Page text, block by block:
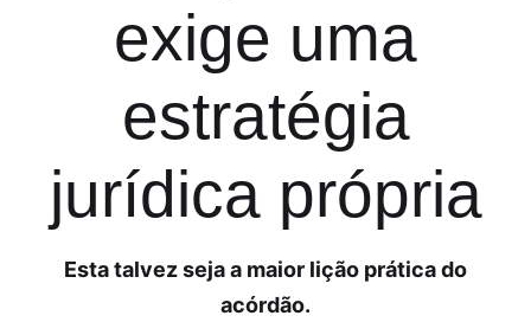
exige uma
estratégia
jurídica própria
Esta talvez seja a maior lição prática do
acórdão.